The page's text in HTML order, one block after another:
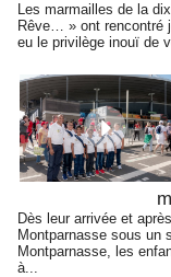
Les marmailles de la
Rêve… » ont rencontré
eu le privilège inouï de
Dès leur arrivée et
Montparnasse sous un
Montparnasse, les
à...